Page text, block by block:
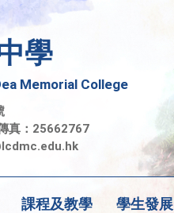
學
Memorial College
真：25662767
課程及教學 學生發展